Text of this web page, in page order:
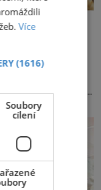
látek, a
V petrželi
A, vitamin
ho má nať,
v kořeni je také,
listovou. Ale
Více
(1616)
Soubory
cílení